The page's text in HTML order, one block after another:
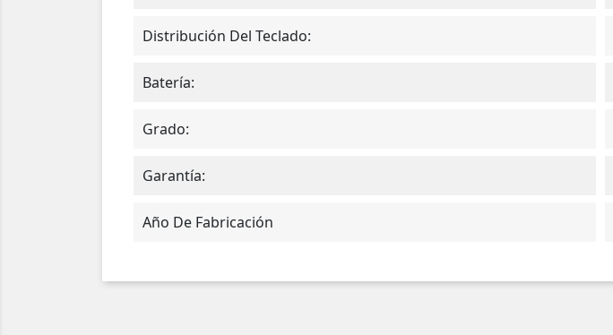
Distribución Del Teclado:
Batería:
Grado:
Garantía:
Año De Fabricación